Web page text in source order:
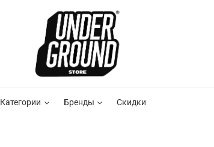
Категории Бренды Скидки